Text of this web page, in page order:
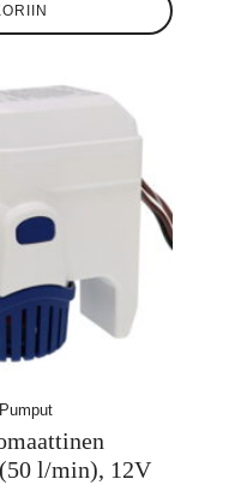
l/min), 12V